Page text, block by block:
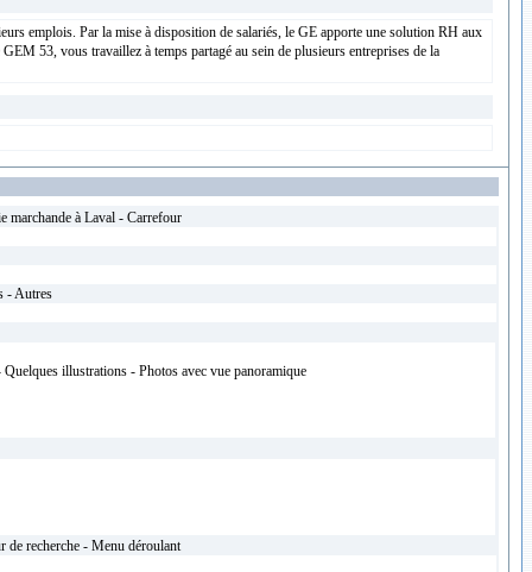
emplois. Par la mise à disposition de salariés, le GE apporte une solution RH aux
53, vous travaillez à temps partagé au sein de plusieurs entreprises de la
marchande à Laval - Carrefour
- Autres
illustrations - Photos avec vue panoramique
de recherche - Menu déroulant